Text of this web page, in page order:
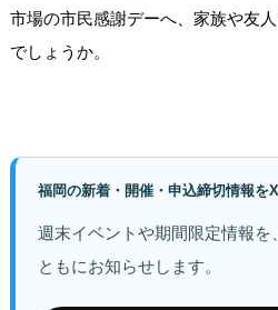
市場の市民感謝デーへ、家族や友
でしょうか。
福岡の新着・開催・申込締切情報を
週末イベントや期間限定情報を
ともにお知らせします。